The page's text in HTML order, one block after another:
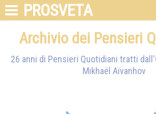
PROSVETA
Archivio dei Pensieri
26 anni di Pensieri Quotidiani tratti
Mikhaël Aïvanhov